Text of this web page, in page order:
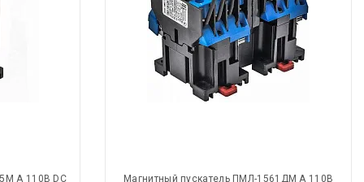
А 110В DC Магнитный пускатель ПМЛ-1561ДМ А 110В